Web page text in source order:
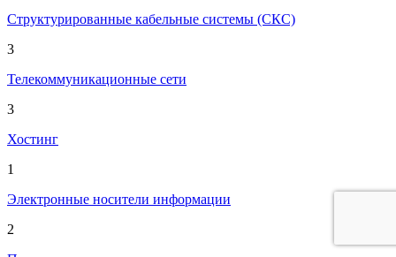
Структурированные кабельные системы (СКС)
3
Телекоммуникационные сети
3
Хостинг
1
Электронные носители информации
2